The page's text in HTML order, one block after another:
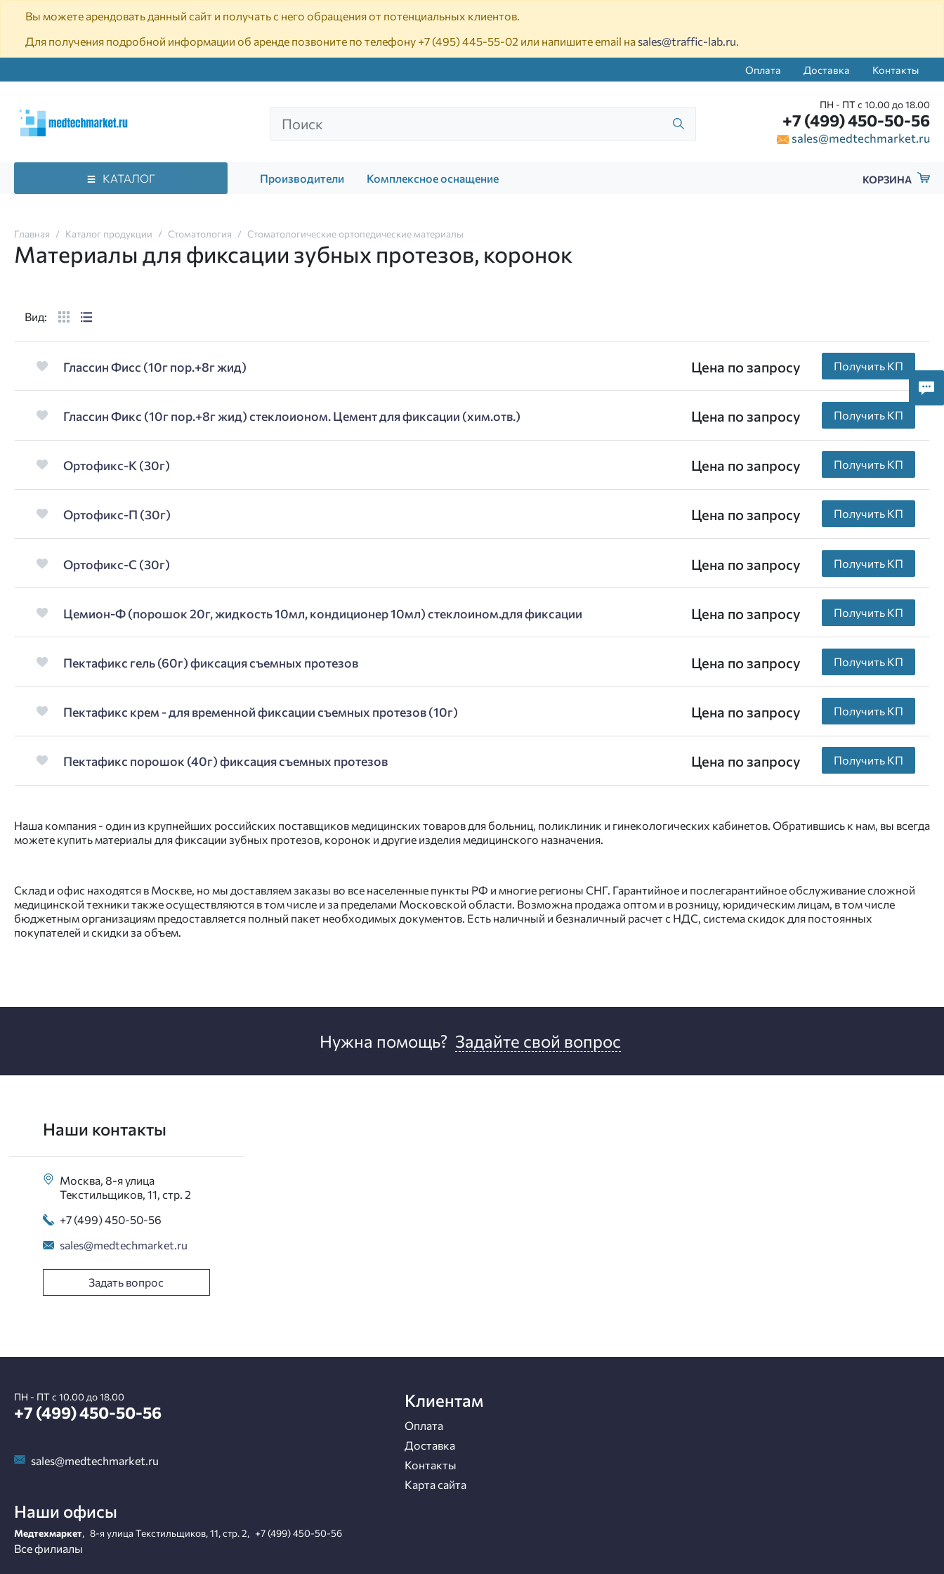
Вы можете арендовать данный сайт и получать с него обращения от потенциальных клиентов.
Для получения подробной информации об аренде позвоните по телефону +7 (495) 445-55-02 или напишите email на sales@traffic-lab.ru.
Оплата Доставка Контакты
ПН - ПТ с 10.00 до 18.00
+7 (499) 450-50-56
sales@medtechmarket.ru
КАТАЛОГ Производители Комплексное оснащение КОРЗИНА
Главная Каталог продукции Стоматология Стоматологические ортопедические материалы
Материалы для фиксации зубных протезов, коронок
Вид:
Глассин Фисс (10г пор.+8г жид) Цена по запросу Получить КП
Глассин Фикс (10г пор.+8г жид) стеклоионом. Цемент для фиксации (хим.отв.) Цена по запросу Получить КП
Ортофикс-К (30г) Цена по запросу Получить КП
Ортофикс-П (30г) Цена по запросу Получить КП
Ортофикс-С (30г) Цена по запросу Получить КП
Цемион-Ф (порошок 20г, жидкость 10мл, кондиционер 10мл) стеклоином.для фиксации Цена по запросу Получить КП
Пектафикс гель (60г) фиксация съемных протезов Цена по запросу Получить КП
Пектафикс крем - для временной фиксации съемных протезов (10г) Цена по запросу Получить КП
Пектафикс порошок (40г) фиксация съемных протезов Цена по запросу Получить КП
Наша компания - один из крупнейших российских поставщиков медицинских товаров для больниц, поликлиник и гинекологических кабинетов. Обратившись к нам, вы всегда
можете купить материалы для фиксации зубных протезов, коронок и другие изделия медицинского назначения.
Склад и офис находятся в Москве, но мы доставляем заказы во все населенные пункты РФ и многие регионы СНГ. Гарантийное и послегарантийное обслуживание сложной
медицинской техники также осуществляются в том числе и за пределами Московской области. Возможна продажа оптом и в розницу, юридическим лицам, в том числе
бюджетным организациям предоставляется полный пакет необходимых документов. Есть наличный и безналичный расчет с НДС, система скидок для постоянных
покупателей и скидки за объем.
Нужна помощь? Задайте свой вопрос
Наши контакты
Москва, 8-я улица
Текстильщиков, 11, стр. 2
+7 (499) 450-50-56
sales@medtechmarket.ru
Задать вопрос
ПН - ПТ с 10.00 до 18.00
+7 (499) 450-50-56
sales@medtechmarket.ru
Наши офисы
Медтехмаркет, 8-я улица Текстильщиков, 11, стр. 2, +7 (499) 450-50-56
Все филиалы
Клиентам
Оплата
Доставка
Контакты
Карта сайта